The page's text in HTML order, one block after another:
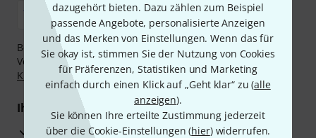
dazugehört bieten. Dazu zählen zum Beispiel
passende Angebote, personalisierte Anzeigen
und das Merken von Einstellungen. Wenn das für
Sie okay ist, stimmen Sie der Nutzung von Cookies
für Präferenzen, Statistiken und Marketing
einfach durch einen Klick auf „Geht klar“ zu (alle
anzeigen).
Sie können Ihre erteilte Zustimmung jederzeit
über die Cookie-Einstellungen (hier) widerrufen.
Bezahlen Sie vertraulich und sicher per Nachnahme,
Vorkasse, PayPal, Amazon Pay,Klarna Sofort bezahlen,
Klarna Ratenzahlungoder Kreditkarte.
Ihre Vorteile
3 Jahre Thomann Garantie